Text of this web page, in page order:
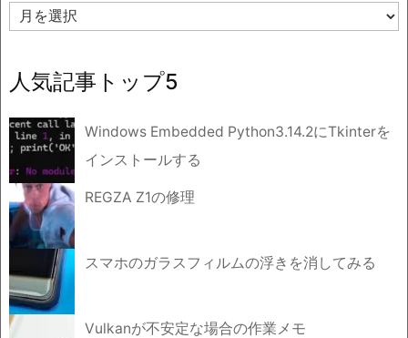
ア
ー
ブ
人気記事トップ5
Windows Embedded Python3.14.2にTkinterを
インストールする
REGZA Z1の修理
スマホのガラスフィルムの浮きを消してみる
Vulkanが不安定な場合の作業メモ